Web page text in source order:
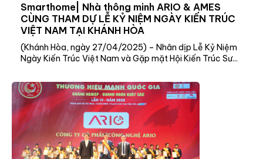
Smarthome| Nhà thông minh ARIO & AMES
CÙNG THAM DỰ LỄ KỶ NIỆM NGÀY KIẾN TRÚC
VIỆT NAM TẠI KHÁNH HÒA
(Khánh Hòa, ngày 27/04/2025) – Nhân dịp Lễ Kỷ Niệm
Ngày Kiến Trúc Việt Nam và Gặp mặt Hội Kiến Trúc Sư...